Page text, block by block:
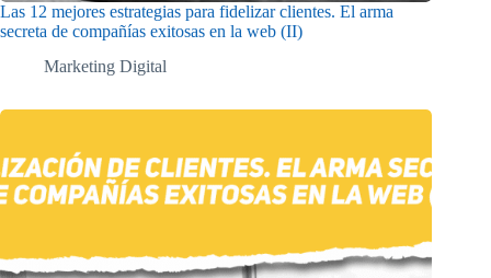
Las 12 mejores estrategias para fidelizar clientes. El arma
secreta de compañías exitosas en la web (II)
Marketing Digital